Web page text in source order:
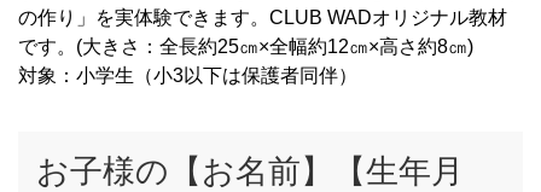
の作り」を実体験できます。CLUB WADオリジナル教材
です。(大きさ：全長約25㎝×全幅約12㎝×高さ約8㎝)
対象：小学生（小3以下は保護者同伴）
お子様の【お名前】【生年月